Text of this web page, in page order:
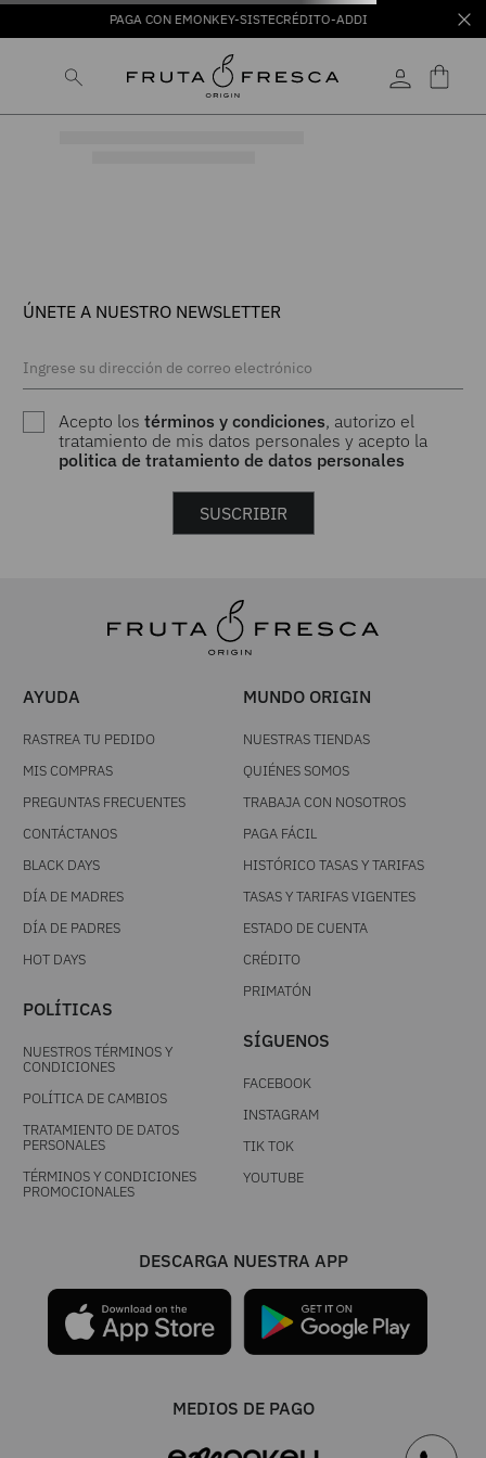
PAGA CON EMONKEY-SISTECRÉDITO-ADDI
ÚNETE A NUESTRO NEWSLETTER
Acepto lostérminos y condiciones, autorizo el
tratamiento de mis datos personales y acepto la
politica de tratamiento de datos personales
SUSCRIBIR
AYUDA
RASTREA TU PEDIDO
MIS COMPRAS
PREGUNTAS FRECUENTES
CONTÁCTANOS
BLACK DAYS
DÍA DE MADRES
DÍA DE PADRES
HOT DAYS
POLÍTICAS
NUESTROS TÉRMINOS Y
CONDICIONES
POLÍTICA DE CAMBIOS
TRATAMIENTO DE DATOS
PERSONALES
TÉRMINOS Y CONDICIONES
PROMOCIONALES
MUNDO ORIGIN
NUESTRAS TIENDAS
QUIÉNES SOMOS
TRABAJA CON NOSOTROS
PAGA FÁCIL
HISTÓRICO TASAS Y TARIFAS
TASAS Y TARIFAS VIGENTES
ESTADO DE CUENTA
CRÉDITO
PRIMATÓN
SÍGUENOS
FACEBOOK
INSTAGRAM
TIK TOK
YOUTUBE
DESCARGA NUESTRA APP
MEDIOS DE PAGO